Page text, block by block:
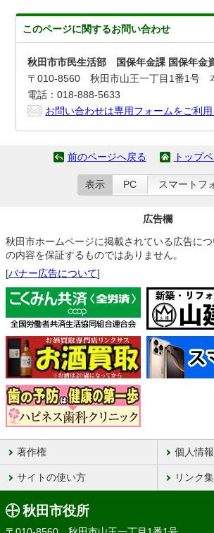
このページに関するお問い合わせ
秋田市市民生活部 国保年金課 国保年金
〒010-8560 秋田市山王一丁目1番1号
電話：018-888-5633
お問い合わせは専用フォームをご利用
前のページへ戻る トップ
表示 PC スマートフ
広告欄
秋田市ホームページに掲載されている広告に
の内容を保証するものではありません。
[バナー広告について]
著作権 個人情
サイトの使い方 リンク集
秋田市役所